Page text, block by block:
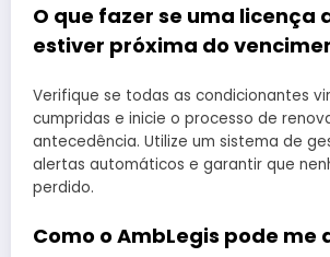
O que fazer se uma licença
estiver próxima do
Verifique se todas as condicionantes
cumpridas e inicie o processo de
antecedência. Utilize um sistema de
alertas automáticos e garantir que
perdido.
Como o AmbLegis pode me